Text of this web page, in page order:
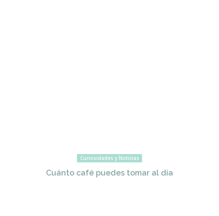
Curiosidades y Noticias
Cuánto café puedes tomar al día